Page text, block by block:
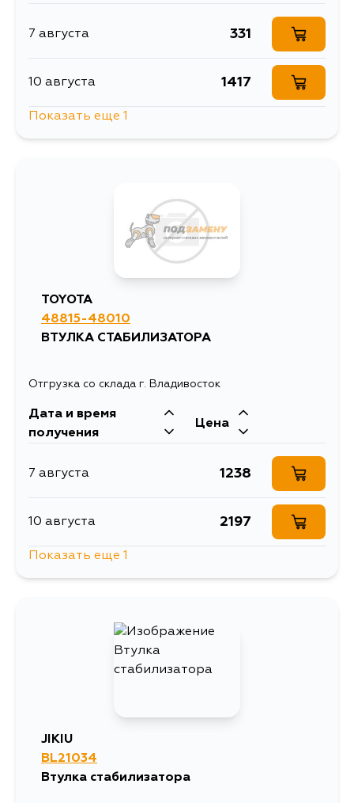
7 августа 331
10 августа 1417
Показать еще 1
TOYOTA
48815-48010
ВТУЛКА СТАБИЛИЗАТОРА
Отгрузка со склада г. Владивосток
Дата и время
получения
Цена
7 августа 1238
10 августа 2197
Показать еще 1
JIKIU
BL21034
Втулка стабилизатора